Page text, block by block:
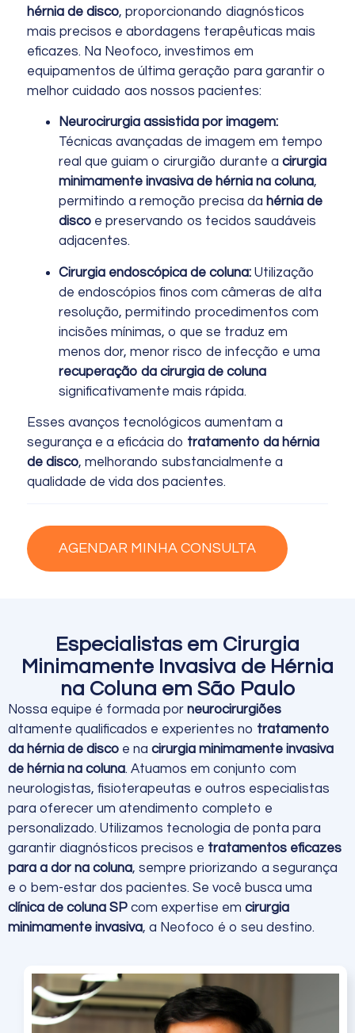
hérnia de disco, proporcionando diagnósticos
mais precisos e abordagens terapêuticas mais
eficazes. Na Neofoco, investimos em
equipamentos de última geração para garantir o
melhor cuidado aos nossos pacientes:
Neurocirurgia assistida por imagem:
Técnicas avançadas de imagem em tempo
real que guiam o cirurgião durante a cirurgia
minimamente invasiva de hérnia na coluna,
permitindo a remoção precisa da hérnia de
disco e preservando os tecidos saudáveis
adjacentes.
Cirurgia endoscópica de coluna: Utilização
de endoscópios finos com câmeras de alta
resolução, permitindo procedimentos com
incisões mínimas, o que se traduz em
menos dor, menor risco de infecção e uma
recuperação da cirurgia de coluna
significativamente mais rápida.
Esses avanços tecnológicos aumentam a
segurança e a eficácia do tratamento da hérnia
de disco, melhorando substancialmente a
qualidade de vida dos pacientes.
AGENDAR MINHA CONSULTA
Especialistas em Cirurgia
Minimamente Invasiva de Hérnia
na Coluna em São Paulo
Nossa equipe é formada por neurocirurgiões
altamente qualificados e experientes no tratamento
da hérnia de disco e na cirurgia minimamente invasiva
de hérnia na coluna. Atuamos em conjunto com
neurologistas, fisioterapeutas e outros especialistas
para oferecer um atendimento completo e
personalizado. Utilizamos tecnologia de ponta para
garantir diagnósticos precisos e tratamentos eficazes
para a dor na coluna, sempre priorizando a segurança
e o bem-estar dos pacientes. Se você busca uma
clínica de coluna SP com expertise em cirurgia
minimamente invasiva, a Neofoco é o seu destino.